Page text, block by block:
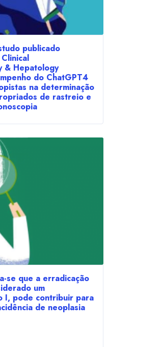
publicado
& Hepatology
do ChatGPT4
na determinação
de rastreio e
se que a erradicação
um
I, pode contribuir para
de neoplasia